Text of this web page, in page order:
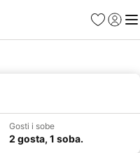
FavoritiPrijavi
Gosti i sobe
2 gosta, 1 soba.